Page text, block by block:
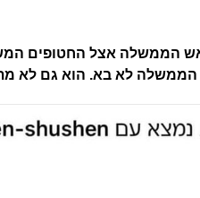
הממשלה אצל החטופים
הממשלה לא בא. הוא גם לא